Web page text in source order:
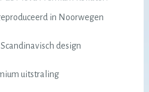
in Noorwegen
design
uitstraling